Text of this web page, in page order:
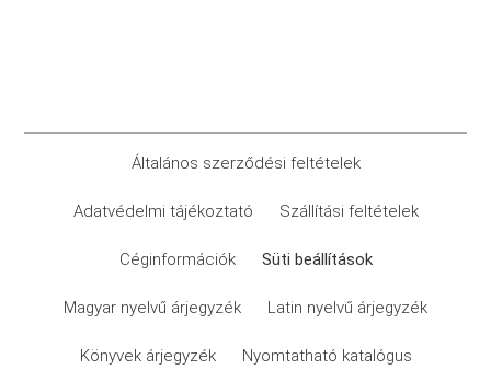
Általános szerződési feltételek
Adatvédelmi tájékoztató Szállítási feltételek
Céginformációk Süti beállítások
Magyar nyelvű árjegyzék Latin nyelvű árjegyzék
Könyvek árjegyzék Nyomtatható katalógus